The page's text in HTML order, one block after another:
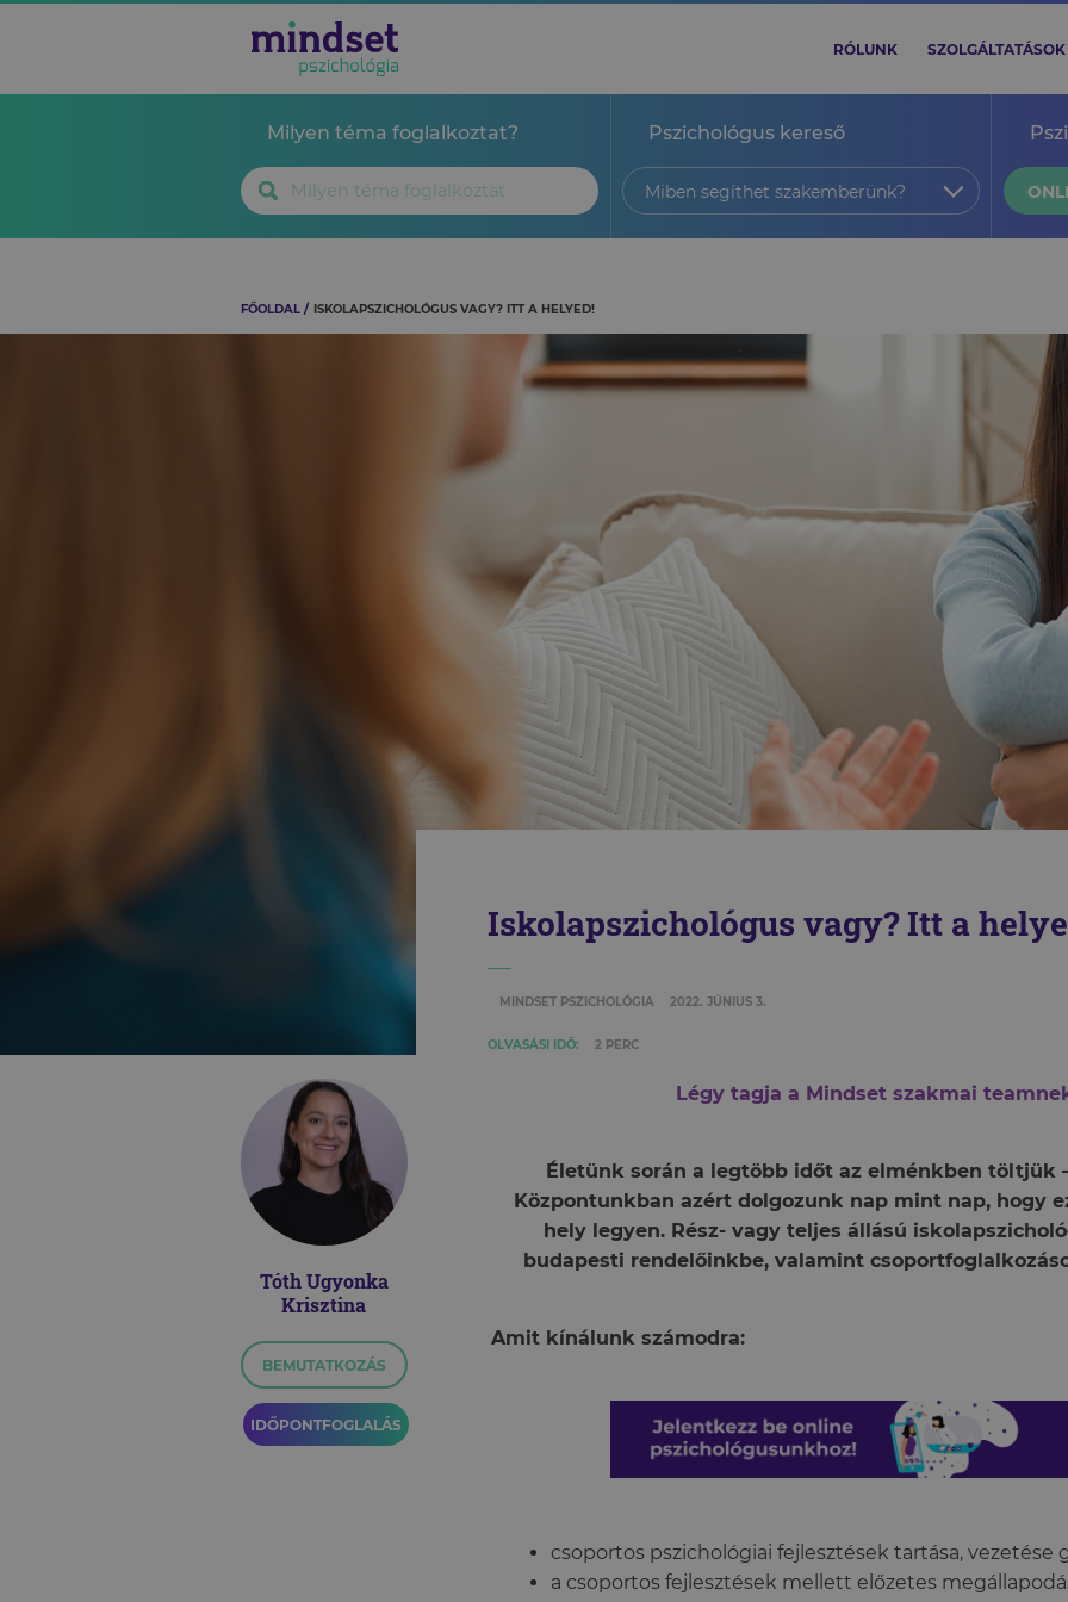
RÓLUNK SZOLGÁLTATÁSOK
Milyen téma foglalkoztat? Pszichológus kereső
Miben segíthet szakemberünk?
FŐOLDAL ISKOLAPSZICHOLÓGUS VAGY? ITT A HELYED!
Iskolapszichológus vagy? Itt a
MINDSET PSZICHOLÓGIA 2022. JÚNIUS 3.
OLVASÁSI IDŐ: 2 PERC
Tóth Ugyonka
Krisztina
BEMUTATKOZÁS
IDŐPONTFOGLALÁS
Légy tagja a Mindset szakmai
Életünk során a legtöbb időt az elménkben töltjük
Központunkban azért dolgozunk nap mint nap, hogy
hely legyen. Rész- vagy teljes állású
budapesti rendelőinkbe, valamint
Amit kínálunk számodra:
csoportos pszichológiai fejlesztések tartása, vezetése
a csoportos fejlesztések mellett előzetes